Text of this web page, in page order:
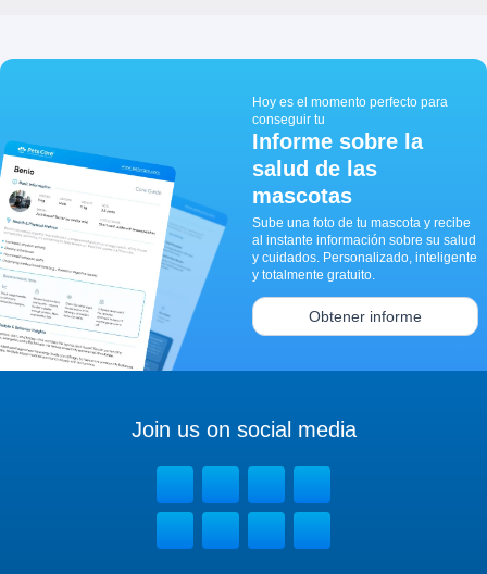
Hoy es el momento perfecto para
conseguir tu
Informe sobre la
salud de las
mascotas
Sube una foto de tu mascota y recibe
al instante información sobre su salud
y cuidados. Personalizado, inteligente
y totalmente gratuito.
Obtener informe
Join us on social media